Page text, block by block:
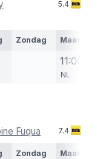
5.4
Zondag Maandag
11:00
NL
Fuqua 7.4
Zondag Maandag